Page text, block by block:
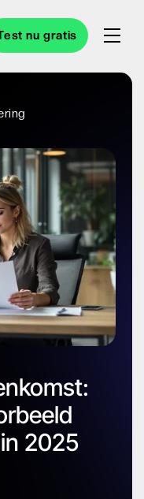
nu gratis
2025